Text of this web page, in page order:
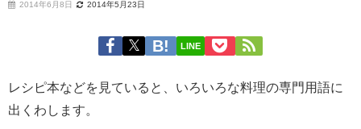
2014年6月8日 2014年5月23日
LINE
レシピ本などを見ていると、いろいろな料理の専門用語に
出くわします。